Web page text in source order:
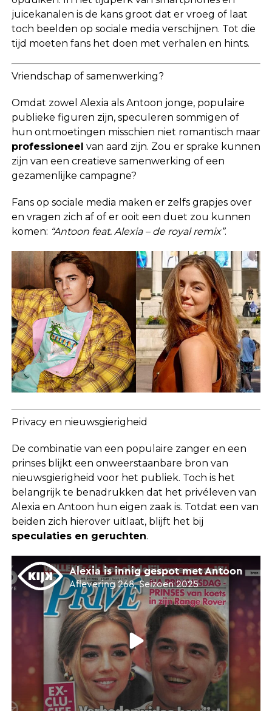
juicekanalen is de kans groot dat er vroeg of laat
toch beelden op sociale media verschijnen. Tot die
tijd moeten fans het doen met verhalen en hints.
Vriendschap of samenwerking?
Omdat zowel Alexia als Antoon jonge, populaire
publieke figuren zijn, speculeren sommigen of
hun ontmoetingen misschien niet romantisch maar
professioneel van aard zijn. Zou er sprake kunnen
zijn van een creatieve samenwerking of een
gezamenlijke campagne?
Fans op sociale media maken er zelfs grapjes over
en vragen zich af of er ooit een duet zou kunnen
komen: “Antoon feat. Alexia – de royal remix”.
Privacy en nieuwsgierigheid
De combinatie van een populaire zanger en een
prinses blijkt een onweerstaanbare bron van
nieuwsgierigheid voor het publiek. Toch is het
belangrijk te benadrukken dat het privéleven van
Alexia en Antoon hun eigen zaak is. Totdat een van
beiden zich hierover uitlaat, blijft het bij
speculaties en geruchten.